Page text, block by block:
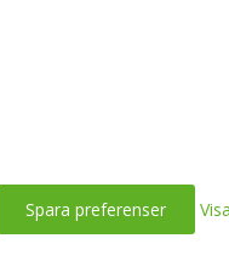
Spara preferenser